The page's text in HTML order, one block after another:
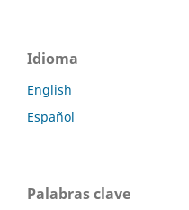
Idioma
English
Español
Palabras clave